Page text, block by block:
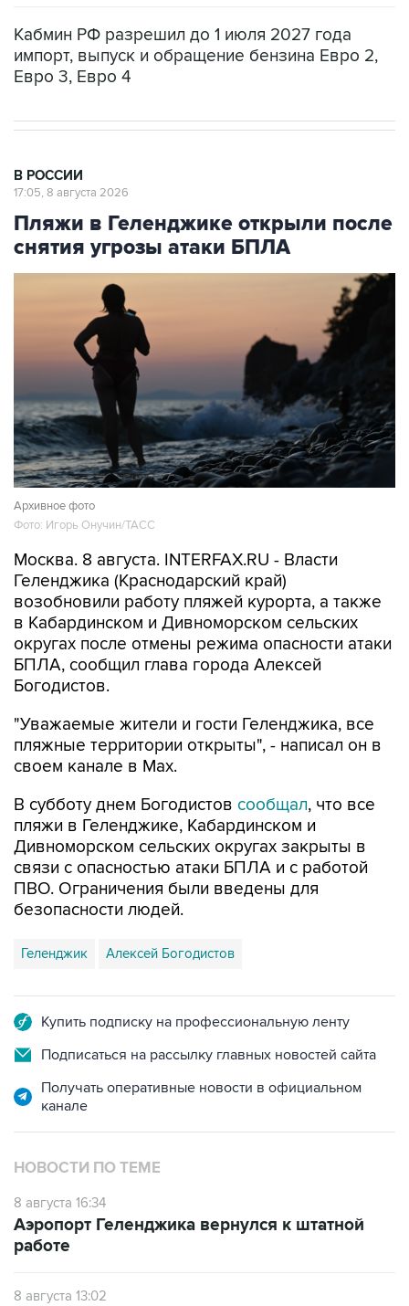
Кабмин РФ разрешил до 1 июля 2027 года
импорт, выпуск и обращение бензина Евро 2,
Евро 3, Евро 4
В РОССИИ
17:05, 8 августа 2026
Пляжи в Геленджике открыли после
снятия угрозы атаки БПЛА
Архивное фото
Фото: Игорь Онучин/ТАСС
Москва. 8 августа. INTERFAX.RU - Власти
Геленджика (Краснодарский край)
возобновили работу пляжей курорта, а также
в Кабардинском и Дивноморском сельских
округах после отмены режима опасности атаки
БПЛА, сообщил глава города Алексей
Богодистов.
"Уважаемые жители и гости Геленджика, все
пляжные территории открыты", - написал он в
своем канале в Max.
В субботу днем Богодистов сообщал, что все
пляжи в Геленджике, Кабардинском и
Дивноморском сельских округах закрыты в
связи с опасностью атаки БПЛА и с работой
ПВО. Ограничения были введены для
безопасности людей.
Геленджик Алексей Богодистов
Купить подписку на профессиональную ленту
Подписаться на рассылку главных новостей сайта
Получать оперативные новости в официальном
канале
НОВОСТИ ПО ТЕМЕ
8 августа 16:34
Аэропорт Геленджика вернулся к штатной
работе
8 августа 13:02